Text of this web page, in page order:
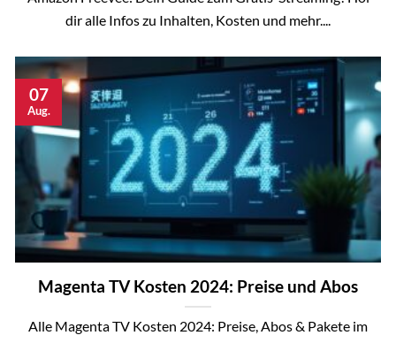
dir alle Infos zu Inhalten, Kosten und mehr....
Magenta TV Kosten 2024: Preise und Abos
Alle Magenta TV Kosten 2024: Preise, Abos & Pakete im
07
Aug.